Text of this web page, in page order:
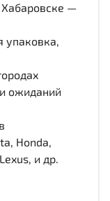
—
упаковка,
ожиданий
Honda,
и др.